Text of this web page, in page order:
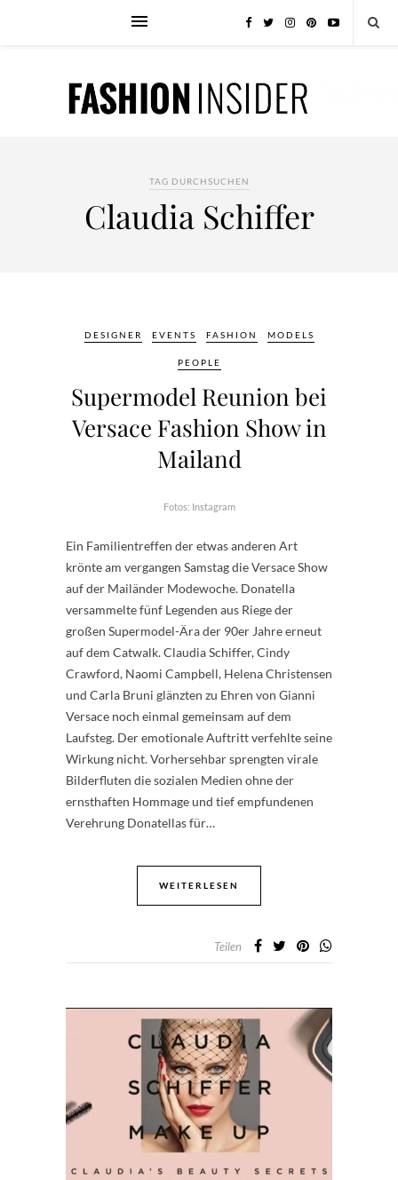
TAG DURCHSUCHEN
Claudia Schiffer
DESIGNER EVENTS FASHION MODELS
PEOPLE
Supermodel Reunion bei
Versace Fashion Show in
Mailand
Fotos: Instagram
Ein Familientreffen der etwas anderen Art
krönte am vergangen Samstag die Versace Show
auf der Mailänder Modewoche. Donatella
versammelte fünf Legenden aus Riege der
großen Supermodel-Ära der 90er Jahre erneut
auf dem Catwalk. Claudia Schiffer, Cindy
Crawford, Naomi Campbell, Helena Christensen
und Carla Bruni glänzten zu Ehren von Gianni
Versace noch einmal gemeinsam auf dem
Laufsteg. Der emotionale Auftritt verfehlte seine
Wirkung nicht. Vorhersehbar sprengten virale
Bilderfluten die sozialen Medien ohne der
ernsthaften Hommage und tief empfundenen
Verehrung Donatellas für…
WEITERLESEN
Teilen